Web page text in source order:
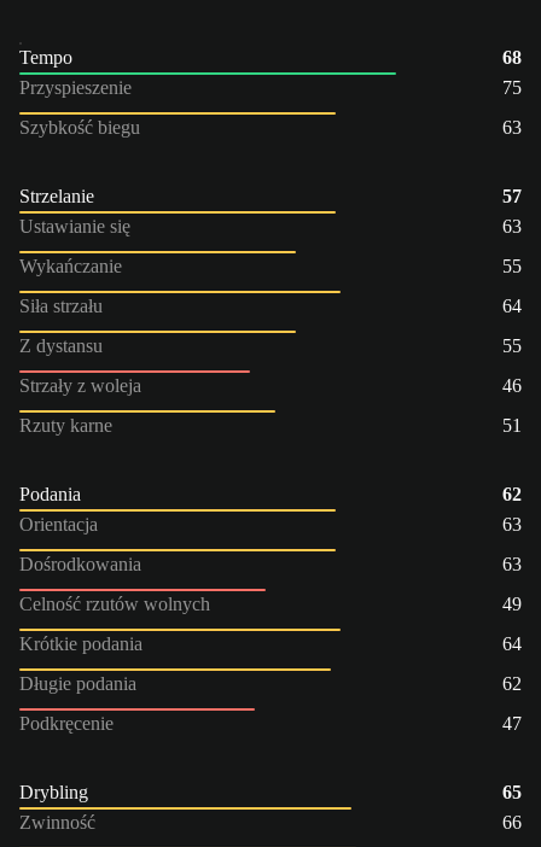
Tempo
68
Przyspieszenie
75
Szybkość biegu
63
Strzelanie
57
Ustawianie się
63
Wykańczanie
55
Siła strzału
64
Z dystansu
55
Strzały z woleja
46
Rzuty karne
51
Podania
62
Orientacja
63
Dośrodkowania
63
Celność rzutów wolnych
49
Krótkie podania
64
Długie podania
62
Podkręcenie
47
Drybling
65
Zwinność
66